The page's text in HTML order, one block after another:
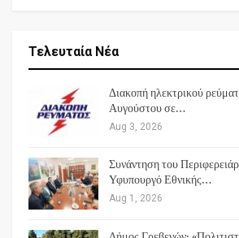
Τελευταία Νέα
Διακοπή ηλεκτρικού
Αυγούστου σε…
Aug 3, 2026
Συνάντηση του
Υφυπουργό Εθνικής…
Aug 1, 2026